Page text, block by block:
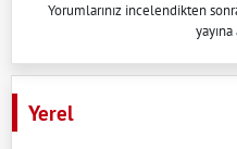
Yorumlarınız incelendikten
yayına
Yerel